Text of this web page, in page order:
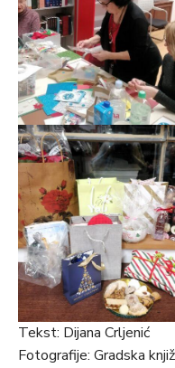
Tekst: Dijana Crljenić
Fotografije: Gradska